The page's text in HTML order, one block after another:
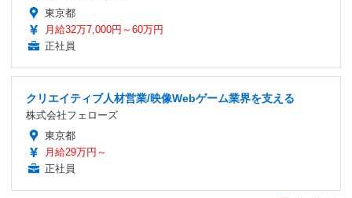
東京都
月給32万7,000円～60万円
正社員
クリエイティブ人材営業/映像Webゲーム業界を支える
株式会社フェローズ
東京都
月給29万円～
正社員